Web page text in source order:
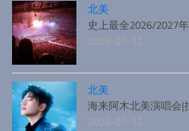
北美
史上最全2026/2027
2026-07-12
北美
海来阿木北美演唱会|
2026-07-12